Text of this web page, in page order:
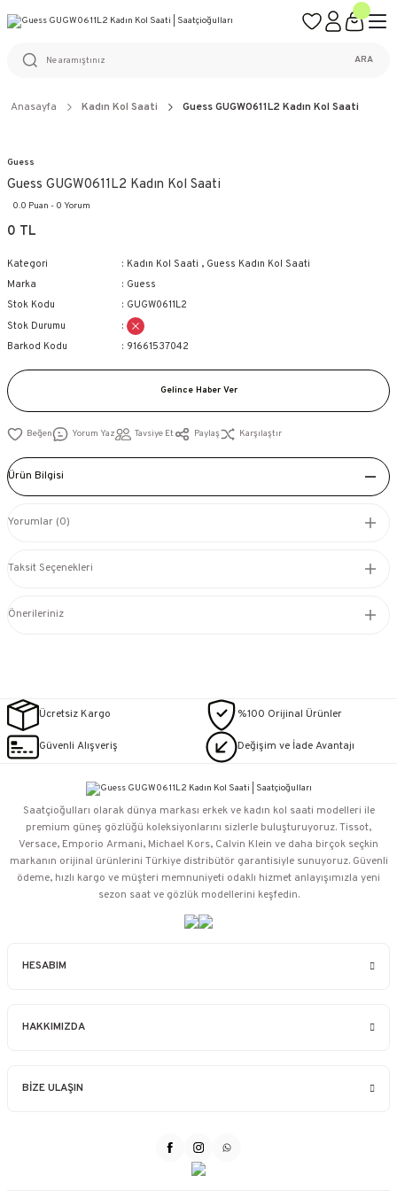
%100 ORİJİNAL ÜRÜN GARANTİSİ
ARA
Anasayfa Kadın Kol Saati Guess GUGW0611L2 Kadın Kol Saati
Guess
Guess GUGW0611L2 Kadın Kol Saati
0.0 Puan - 0 Yorum
0 TL
Kategori Kadın Kol Saati , Guess Kadın Kol Saati
Marka
Guess
Stok Kodu
GUGW0611L2
Stok Durumu
Barkod Kodu
91661537042
Gelince Haber Ver
Yorum Yaz Tavsiye Et Paylaş Karşılaştır
Ürün Bilgisi
Yorumlar (0)
Taksit Seçenekleri
Önerileriniz
Ücretsiz Kargo %100 Orijinal Ürünler
Güvenli Alışveriş Değişim ve İade Avantajı
HESABIM
HAKKIMIZDA
BİZE ULAŞIN
Saatçioğulları⁠ olarak dünya markası erkek ve kadın kol saati modelleri ile
premium güneş gözlüğü koleksiyonlarını sizlerle buluşturuyoruz. Tissot,
Versace, Emporio Armani, Michael Kors, Calvin Klein ve daha birçok seçkin
markanın orijinal ürünlerini Türkiye distribütör garantisiyle sunuyoruz. Güvenli
ödeme, hızlı kargo ve müşteri memnuniyeti odaklı hizmet anlayışımızla yeni
sezon saat ve gözlük modellerini keşfedin.